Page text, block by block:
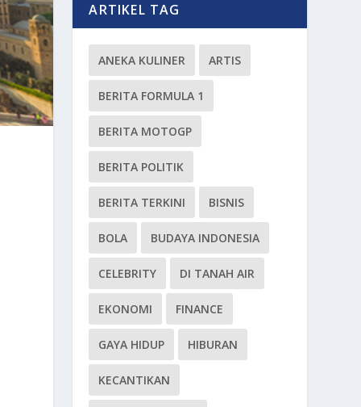
ARTIKEL TAG
ANEKA KULINER ARTIS
BERITA FORMULA 1
BERITA MOTOGP
BERITA POLITIK
BERITA TERKINI BISNIS
BOLA BUDAYA INDONESIA
CELEBRITY DI TANAH AIR
EKONOMI FINANCE
GAYA HIDUP HIBURAN
KECANTIKAN